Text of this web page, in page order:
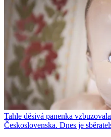
Tahle děsivá panenka
Československa. Dnes je